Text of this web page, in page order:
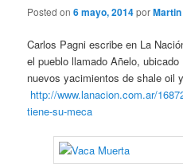
Posted on6 mayo, 2014por
Carlos Pagni escribe en La
el pueblo llamado Añelo,
nuevos yacimientos de shale oil
http://www.lanacion.com.ar/
tiene-su-meca